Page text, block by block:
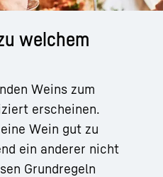
welchem
Weins zum
erscheinen.
Wein gut zu
ein anderer nicht
Grundregeln